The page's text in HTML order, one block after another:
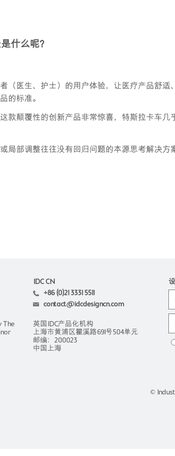
什么呢？
医生、护士）的用户体验，让医疗产品舒适
的标准。
款颠覆性的创新产品非常惊喜，特斯拉卡车几
局部调整往往没有回归问题的本源思考解决方
The
IDC CN
+86 (0)21 3331 5511
contact@idcdesigncn.com
英国IDC产品化机构
上海市黄浦区瞿溪路691号504单元
邮编：200023
中国上海
©